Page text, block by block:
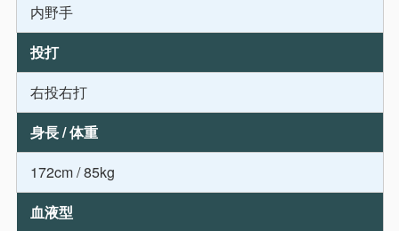
内野手
投打
右投右打
身長 / 体重
172cm / 85kg
血液型